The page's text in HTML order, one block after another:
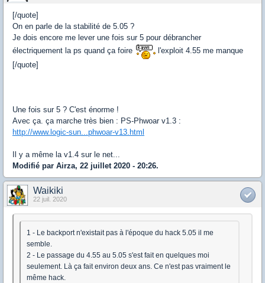
[/quote]
On en parle de la stabilité de 5.05 ?
Je dois encore me lever une fois sur 5 pour débrancher
électriquement la ps quand ça foire
l'exploit 4.55 me manque
[/quote]
Une fois sur 5 ? C'est énorme !
Avec ça. ça marche très bien : PS-Phwoar v1.3 :
http://www.logic-sun...phwoar-v13.html
Il y a même la v1.4 sur le net...
Modifié par Airza, 22 juillet 2020 - 20:26.
Waikiki
22 juil. 2020
1 - Le backport n'existait pas à l'époque du hack 5.05 il me
semble.
2 - Le passage du 4.55 au 5.05 s'est fait en quelques moi
seulement. Là ça fait environ deux ans. Ce n'est pas vraiment le
même hack.